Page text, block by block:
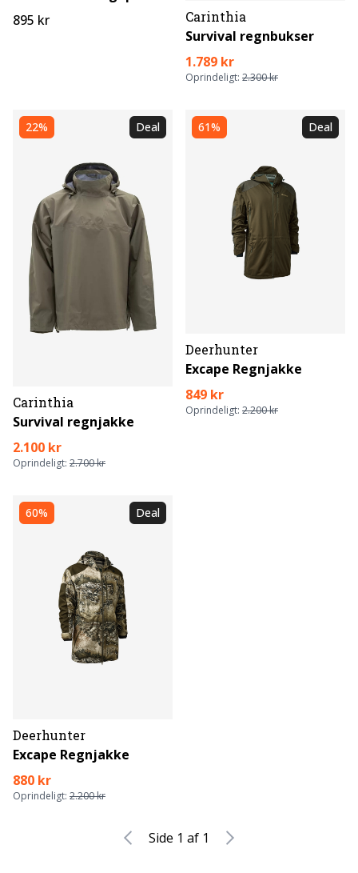
895 kr
Carinthia
Survival regnbukser
1.789 kr
Oprindeligt: 2.300 kr
22% Deal
Carinthia
Survival regnjakke
2.100 kr
Oprindeligt: 2.700 kr
61% Deal
Deerhunter
Excape Regnjakke
849 kr
Oprindeligt: 2.200 kr
60% Deal
Deerhunter
Excape Regnjakke
880 kr
Oprindeligt: 2.200 kr
Side 1 af 1